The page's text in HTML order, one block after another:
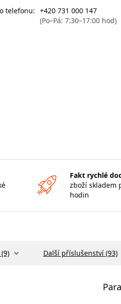
telefonu: +420 731 000 147
(Po–Pá: 7:30–17:00 hod)
Fakt rychlé
zboží skladem
hodin
Další příslušenství (93)